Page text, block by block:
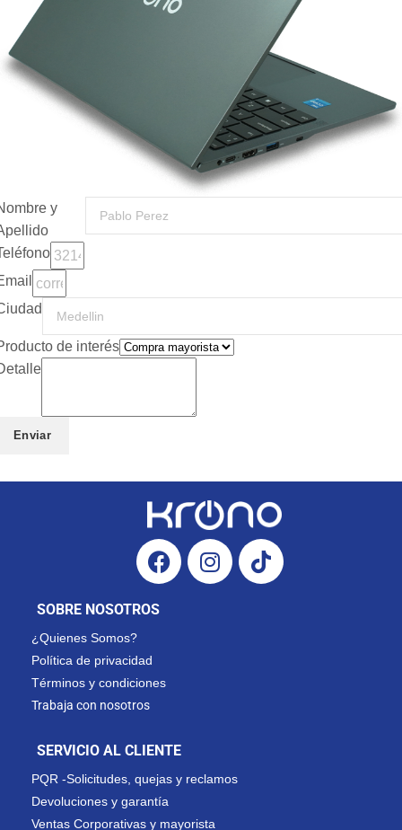
y
de interés
Enviar
SOBRE NOSOTROS
¿Quienes Somos?
Política de privacidad
Términos y condiciones
Trabaja con nosotros
SERVICIO AL CLIENTE
PQR -Solicitudes, quejas y reclamos
Devoluciones y garantía
Ventas Corporativas y mayorista